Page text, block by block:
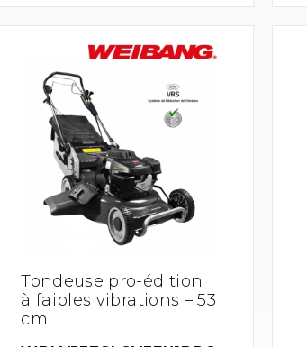
Tondeuse pro-édition
à faibles vibrations – 53
cm